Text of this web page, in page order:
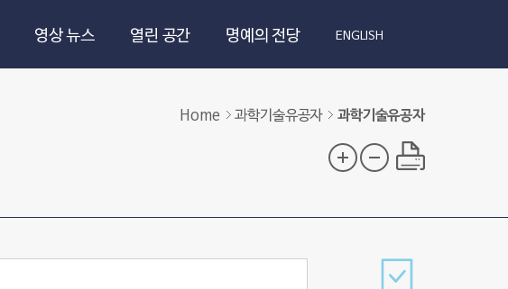
영상 뉴스 열린 공간 명예의 전당 ENGLISH
Home 과학기술유공자 과학기술유공자